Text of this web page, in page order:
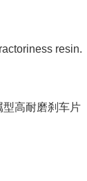
resin.
高耐磨刹车片